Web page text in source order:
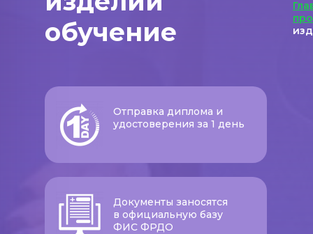
обучение
Отправка диплома и
удостоверения за 1 день
Документы заносятся
в официальную базу
ФИС ФРДО